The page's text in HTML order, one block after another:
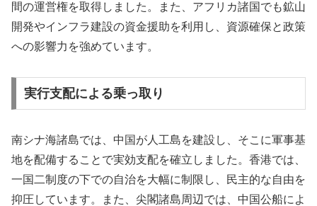
間の運営権を取得しました。また、アフリカ諸国でも鉱山
開発やインフラ建設の資金援助を利用し、資源確保と政策
への影響力を強めています。
実行支配による乗っ取り
南シナ海諸島では、中国が人工島を建設し、そこに軍事基
地を配備することで実効支配を確立しました。香港では、
一国二制度の下での自治を大幅に制限し、民主的な自由を
抑圧しています。また、尖閣諸島周辺では、中国公船によ